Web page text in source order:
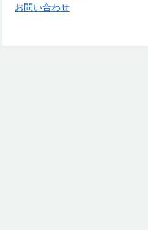
お問い合わせ